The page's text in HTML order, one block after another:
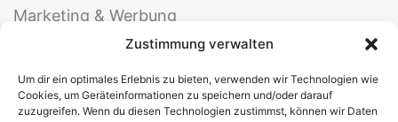
Zustimmung verwalten
Um dir ein optimales Erlebnis zu bieten, verwenden wir Technologien wie
Cookies, um Geräteinformationen zu speichern und/oder darauf
zuzugreifen. Wenn du diesen Technologien zustimmst, können wir Daten
Marketing & Werbung
Events & Einladungen